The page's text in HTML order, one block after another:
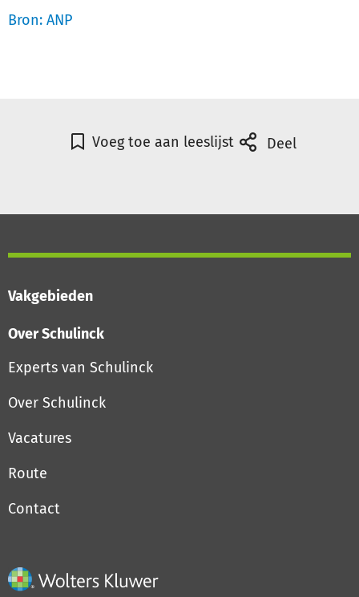
Bron: ANP
Voeg toe aan leeslijst Deel
Vakgebieden
Over Schulinck
Experts van Schulinck
Over Schulinck
Vacatures
Route
Contact